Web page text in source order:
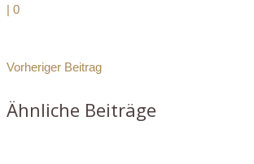
| 0
Vorheriger Beitrag
Ähnliche Beiträge